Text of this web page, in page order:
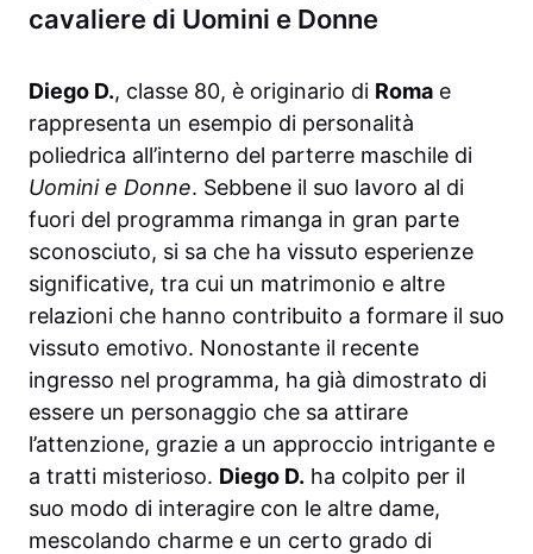
cavaliere di Uomini e Donne
Diego D., classe 80, è originario di Roma e
rappresenta un esempio di personalità
poliedrica all’interno del parterre maschile di
Uomini e Donne. Sebbene il suo lavoro al di
fuori del programma rimanga in gran parte
sconosciuto, si sa che ha vissuto esperienze
significative, tra cui un matrimonio e altre
relazioni che hanno contribuito a formare il suo
vissuto emotivo. Nonostante il recente
ingresso nel programma, ha già dimostrato di
essere un personaggio che sa attirare
l’attenzione, grazie a un approccio intrigante e
a tratti misterioso. Diego D. ha colpito per il
suo modo di interagire con le altre dame,
mescolando charme e un certo grado di